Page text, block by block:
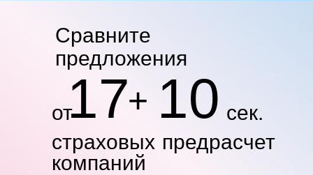
от17
Cравните
предложения
сек.
10
+
страховых
компаний
предрасчет